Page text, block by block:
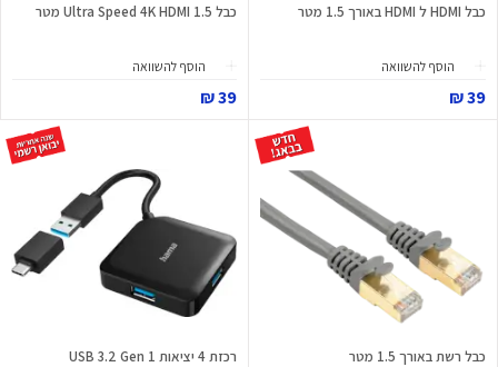
כבל HDMI ל HDMI באורך 1.5 מטר
הוסף להשוואה
39 ₪
כבל Ultra Speed 4K HDMI 1.5 מטר
הוסף להשוואה
39 ₪
כבל רשת באורך 1.5 מטר רכזת 4 יציאות USB 3.2 Gen 1